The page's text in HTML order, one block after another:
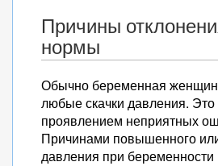
Причины
нормы
Обычно беременная
любые скачки давления.
проявлением неприятных
Причинами повышенного
давления при беременности